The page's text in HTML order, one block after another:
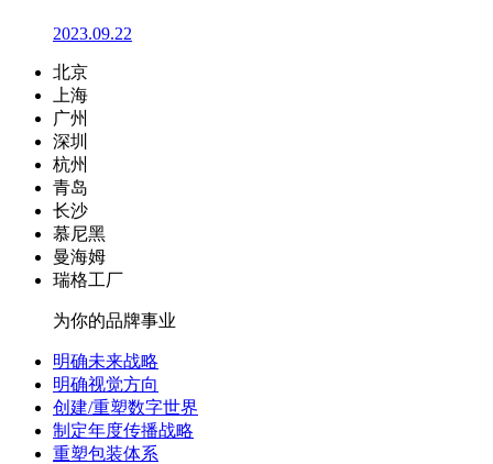
2023.09.22
北京
上海
广州
深圳
杭州
青岛
长沙
慕尼黑
曼海姆
瑞格工厂
为你的品牌事业
明确未来战略
明确视觉方向
创建/重塑数字世界
制定年度传播战略
重塑包装体系